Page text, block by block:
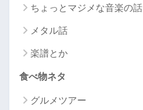
ちょっとマジメな音楽の話
メタル話
楽譜とか
食べ物ネタ
グルメツアー